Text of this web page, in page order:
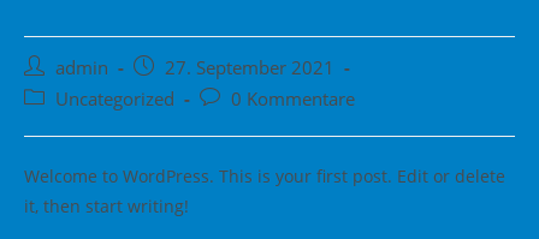
Beitrags-
Autor:
admin
Beitrag
veröffentlicht:
27. September 2021
Beitrags-
Uncategorized
Beitrags-
0 Kommentare
Welcome to WordPress. This is your first post. Edit or delete
it, then start writing!